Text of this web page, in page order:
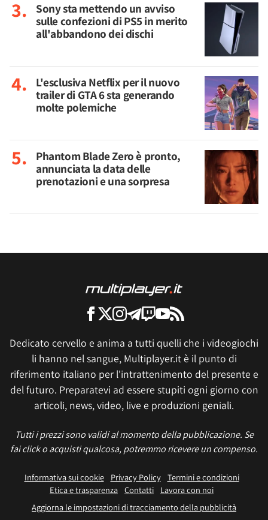
Sony sta mettendo un avviso
sulle confezioni di PS5 in merito
all'abbandono dei dischi
L'esclusiva Netflix per il nuovo
trailer di GTA 6 sta generando
molte polemiche
Phantom Blade Zero è pronto,
annunciata la data delle
prenotazioni e una sorpresa
Dedicato cervello e anima a tutti quelli che i videogiochi
li hanno nel sangue, Multiplayer.it è il punto di
riferimento italiano per l'intrattenimento del presente e
del futuro. Preparatevi ad essere stupiti ogni giorno con
articoli, news, video, live e produzioni geniali.
Tutti i prezzi sono validi al momento della pubblicazione. Se
fai click o acquisti qualcosa, potremmo ricevere un compenso.
Informativa sui cookie Privacy Policy
Termini e condizioni
Etica e trasparenza Contatti
Lavora con noi
Aggiorna le impostazioni di tracciamento della pubblicità